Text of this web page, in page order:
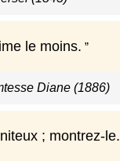
le moins.
Diane (1886)
; montrez-le.